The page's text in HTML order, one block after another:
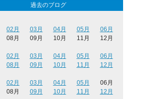
過去のブログ
02月 03月 04月 05月
06月
08月 09月 10月 11月
12月
02月 03月 04月 05月
06月
08月 09月 10月 11月
12月
02月 03月 04月 05月
06月
08月 09月 10月 11月
12月